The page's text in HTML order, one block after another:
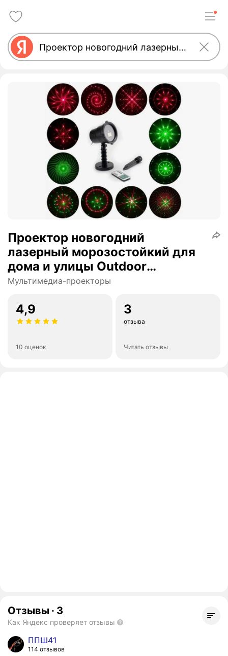
Проектор новогодний
лазерный морозостойкий для
дома и улицы Outdoor
двухцветный узор с таймером
Мультимедиа-проекторы
4,9
10 оценок
3
отзыва
Читать отзывы
Отзывы · 3
Как Яндекс проверяет отзывы
ППШ41
114 отзывов